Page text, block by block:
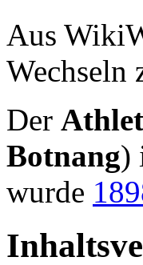
Aus
Wechseln
Der
Botnang)
wurde